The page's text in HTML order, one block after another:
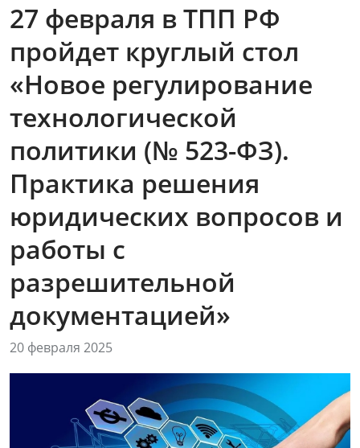
27 февраля в ТПП РФ
пройдет круглый стол
«Новое регулирование
технологической
политики (№ 523-ФЗ).
Практика решения
юридических вопросов и
работы с
разрешительной
документацией»
20 февраля 2025